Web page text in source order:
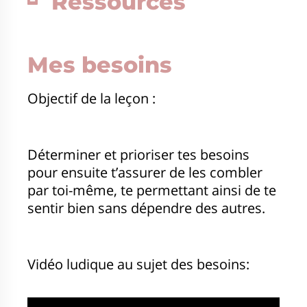
Mes besoins
Objectif de la leçon :
Déterminer et prioriser tes besoins
pour ensuite t’assurer de les combler
par toi-même, te permettant ainsi de te
sentir bien sans dépendre des autres.
Vidéo ludique au sujet des besoins: